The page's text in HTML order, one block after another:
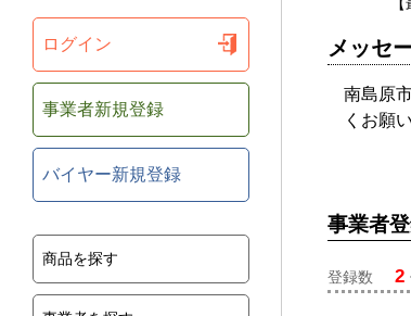
ログイン
事業者新規登録
バイヤー新規登録
商品を探す
メッセ
南島原
くお願
事業者
登録数 2